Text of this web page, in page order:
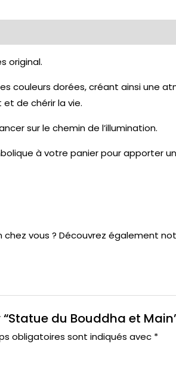
original.
dorées, créant ainsi une
de chérir la vie.
sur le chemin de l’illumination.
à votre panier pour apporter
vous ? Découvrez également
du Bouddha et
obligatoires sont indiqués avec *